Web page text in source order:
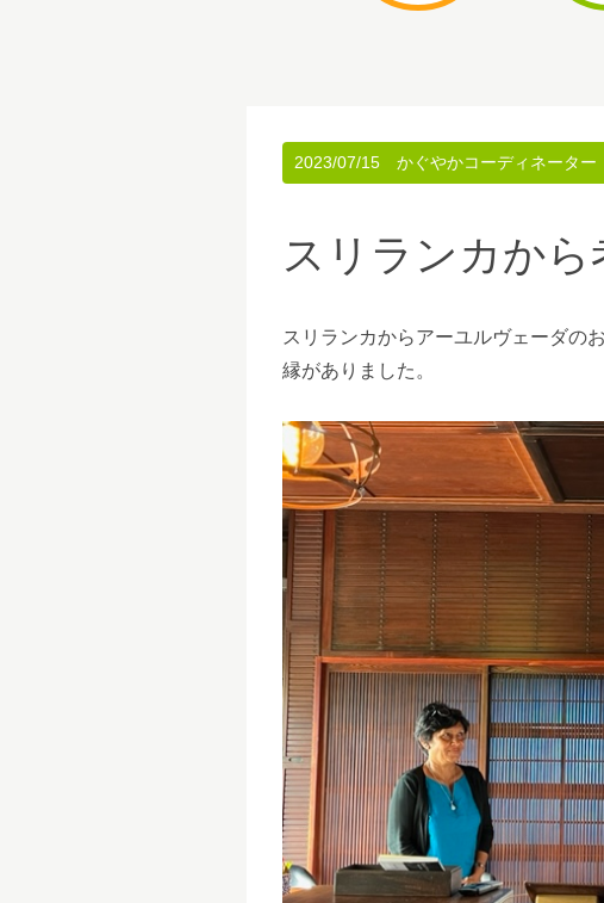
2023/07/15 かぐやかコーディネータ
スリランカから
スリランカからアーユルヴェーダの
縁がありました。